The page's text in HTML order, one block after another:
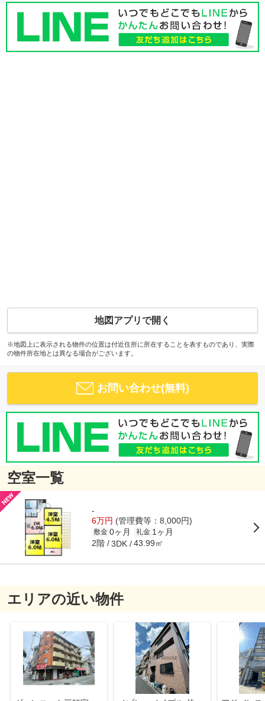
地図アプリで開く
※地図上に表示される物件の位置は付近住所に所在することを表すものであり、実際
の物件所在地とは異なる場合がございます。
お問い合わせ(無料)
空室一覧
-
6万円 (管理費等：8,000円)
敷金 0ヶ月 礼金 1ヶ月
2階 3DK 43.99㎡
エリアの近い物件